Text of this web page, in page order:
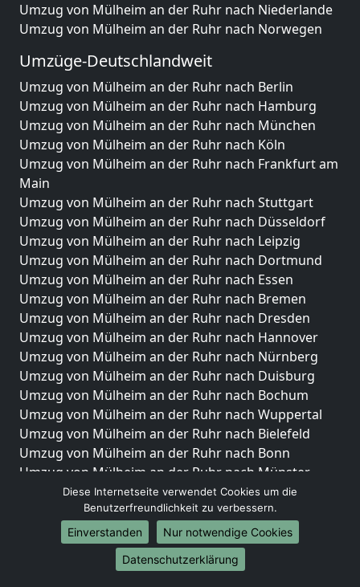
Umzug von Mülheim an der Ruhr nach Niederlande
Umzug von Mülheim an der Ruhr nach Norwegen
Umzüge-Deutschlandweit
Umzug von Mülheim an der Ruhr nach Berlin
Umzug von Mülheim an der Ruhr nach Hamburg
Umzug von Mülheim an der Ruhr nach München
Umzug von Mülheim an der Ruhr nach Köln
Umzug von Mülheim an der Ruhr nach Frankfurt am
Main
Umzug von Mülheim an der Ruhr nach Stuttgart
Umzug von Mülheim an der Ruhr nach Düsseldorf
Umzug von Mülheim an der Ruhr nach Leipzig
Umzug von Mülheim an der Ruhr nach Dortmund
Umzug von Mülheim an der Ruhr nach Essen
Umzug von Mülheim an der Ruhr nach Bremen
Umzug von Mülheim an der Ruhr nach Dresden
Umzug von Mülheim an der Ruhr nach Hannover
Umzug von Mülheim an der Ruhr nach Nürnberg
Umzug von Mülheim an der Ruhr nach Duisburg
Umzug von Mülheim an der Ruhr nach Bochum
Umzug von Mülheim an der Ruhr nach Wuppertal
Umzug von Mülheim an der Ruhr nach Bielefeld
Umzug von Mülheim an der Ruhr nach Bonn
Umzug von Mülheim an der Ruhr nach Münster
Internationale-Umzüge
Umzug von Mülheim an der Ruhr nach Brasilien
Umzug von Mülheim an der Ruhr nach Brunei
Diese Internetseite verwendet Cookies um die
Benutzerfreundlichkeit zu verbessern.
Einverstanden
Nur notwendige Cookies
Datenschutzerklärung